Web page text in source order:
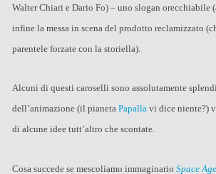
Walter Chiari e Dario Fo) – uno slogan orecchiabile
infine la messa in scena del prodotto reclamizzato
parentele forzate con la storiella).
Alcuni di questi caroselli sono assolutamente
dell’animazione (il pianeta Papallavi dice niente?)
di alcune idee tutt’altro che scontate.
Cosa succede se mescoliamo immaginario Space Age